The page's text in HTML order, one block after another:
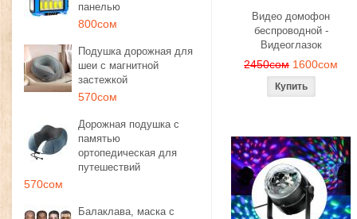
панелью
800сом
Подушка дорожная для
шеи с магнитной
застежкой
570сом
Дорожная подушка с
памятью
ортопедическая для
путешествий
570сом
Балаклава, маска с
Видео домофон
беспроводной -
Видеоглазок
2450сом 1600сом